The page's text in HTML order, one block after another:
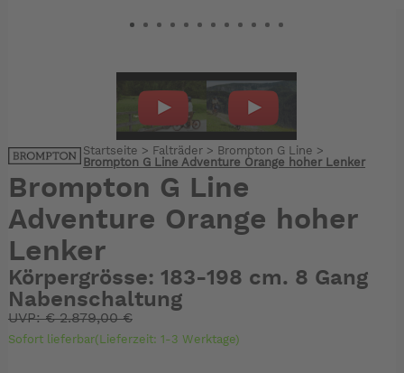
Startseite > Falträder > Brompton G Line >
Brompton G Line Adventure Orange hoher Lenker
Brompton G Line
Adventure Orange hoher
Lenker
Körpergrösse: 183-198 cm. 8 Gang
Nabenschaltung
UVP:€2.879,00 €
Sofort lieferbar(Lieferzeit: 1-3 Werktage)